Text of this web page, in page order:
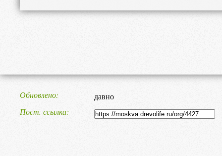
Обновлено
давно
Пост. ссылка